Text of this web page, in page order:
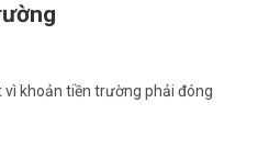
vì khoản tiền trường phải đóng